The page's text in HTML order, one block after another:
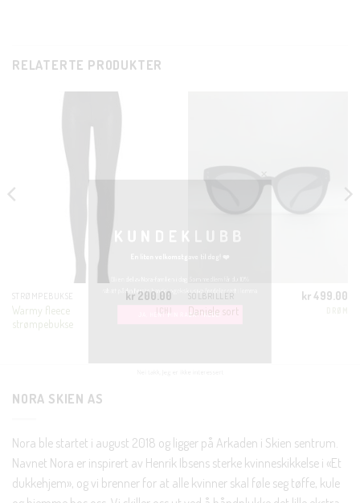
RELATERTE PRODUKTER
STRØMPEBUKSE
Warmy fleece
strømpebukse
kr 200.00 SOLBRILLER
Daniele sort
kr499.00
NORA SKIEN AS
Nora ble startet i august 2018 og ligger på Arkaden i Skien sentrum.
Navnet Nora er inspirert av Henrik Ibsens sterke kvinneskikkelse i «Et
dukkehjem», og vi brenner for at alle kvinner skal føle seg tøffe, kule
KUNDEKLUBB
Bli en del av Nora-familien i dag. Som medlem får du 10%
rabatt på din første handel og eksklusive fordeler rett i lomma.
Nei takk, Jeg er ikke interessert